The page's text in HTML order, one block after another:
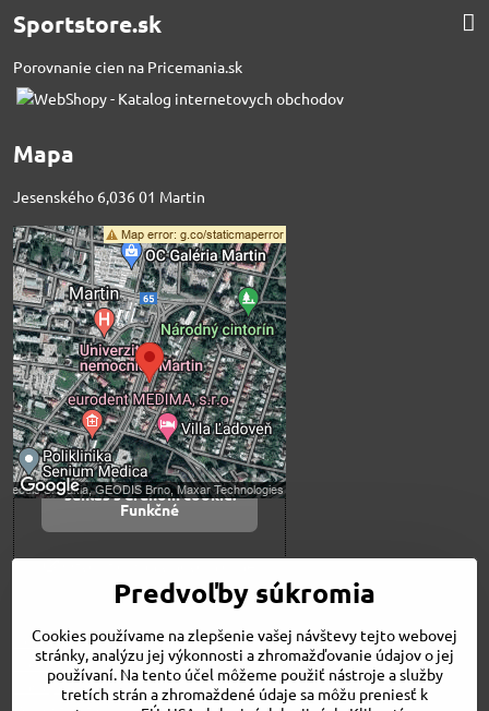
Sportstore.sk
Porovnanie cien na Pricemania.sk
Mapa
Jesenského 6,036 01 Martin
Externý obsah je
blokovaný Voľbami
súkromia
Prajete si načítať externý obsah?
Povoliť tentokrát
Povoliť a zapamätať -
súhlas s druhom cookie:
Funkčné
Otvoriť obsah v novom okne
Novinky
Niečo o nás
Naša ponuka
Predvoľby súkromia
Cookies používame na zlepšenie vašej návštevy tejto webovej
stránky, analýzu jej výkonnosti a zhromažďovanie údajov o jej
používaní. Na tento účel môžeme použiť nástroje a služby
tretích strán a zhromaždené údaje sa môžu preniesť k